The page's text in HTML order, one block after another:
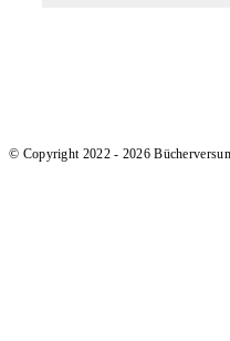
© Copyright 2022 - 2026